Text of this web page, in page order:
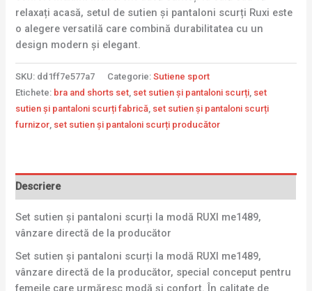
relaxați acasă, setul de sutien și pantaloni scurți Ruxi este
o alegere versatilă care combină durabilitatea cu un
design modern și elegant.
SKU: dd1ff7e577a7 Categorie:Sutiene sport
Etichete: bra and shorts set set sutien și pantaloni scurți set
sutien și pantaloni scurți fabrică set sutien și pantaloni scurți
furnizor set sutien și pantaloni scurți producător
Descriere
Set sutien și pantaloni scurți la modă RUXI me1489,
vânzare directă de la producător
Set sutien și pantaloni scurți la modă RUXI me1489,
vânzare directă de la producător, special conceput pentru
femeile care urmăresc modă și confort. În calitate de